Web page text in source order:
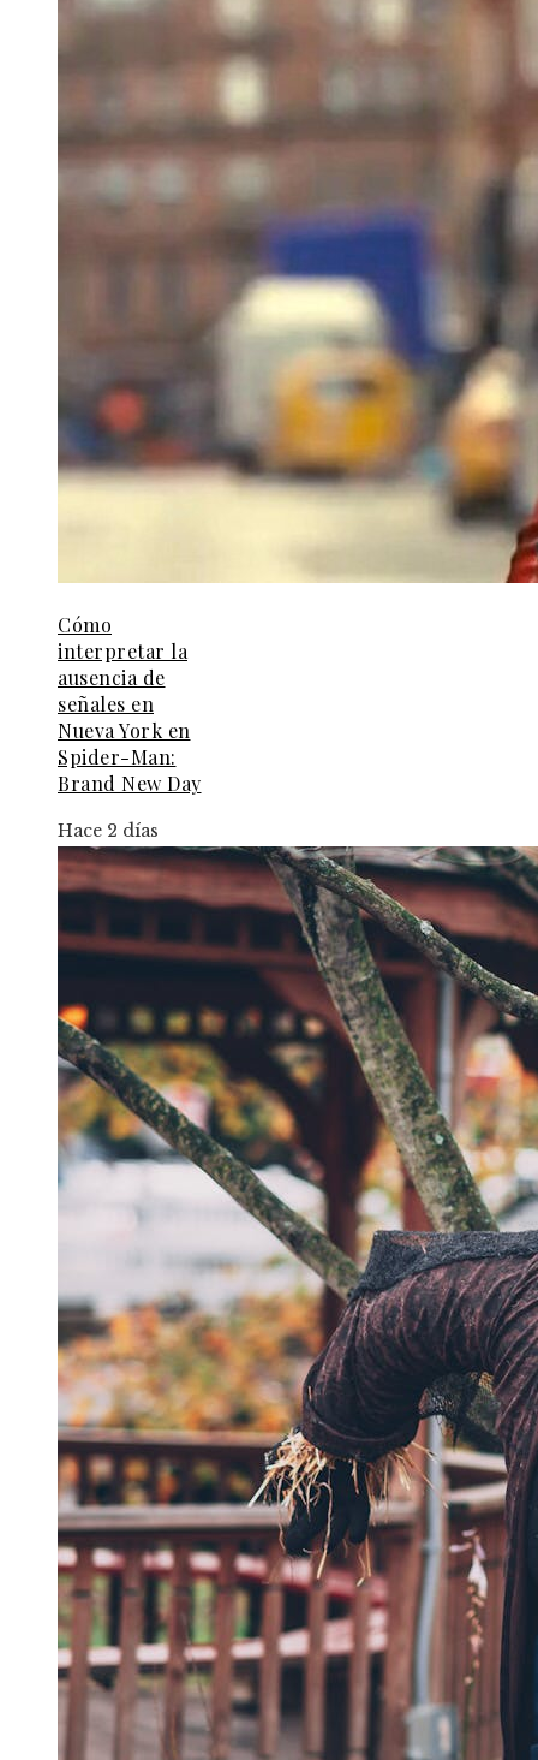
Cómo
interpretar la
ausencia de
señales en
Nueva York en
Spider-Man:
Brand New Day
Hace 2 días